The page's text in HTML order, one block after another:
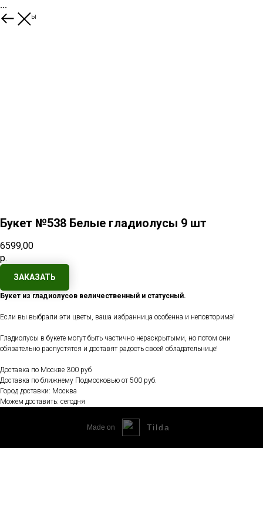
...
Еще букеты
Букет №538 Белые гладиолусы 9 шт
6599,00
р.
ЗАКАЗАТЬ
Букет из гладиолусов величественный и статусный.
Если вы выбрали эти цветы, ваша избранница особенна и неповторима!
Гладиолусы в букете могут быть частично нераскрытыми, но потом они
обязательно распустятся и доставят радость своей обладательнице!
Доставка по Москве 300 руб
Доставка по ближнему Подмосковью от 500 руб.
Город доставки: Москва
Можем доставить: сегодня
Made on Tilda